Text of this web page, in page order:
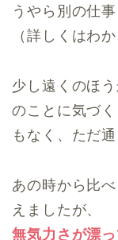
うやら別の仕
（詳しくはわ
少し遠くのほ
のことに気づ
もなく、ただ
あの時から比
えましたが、
無気力さが漂